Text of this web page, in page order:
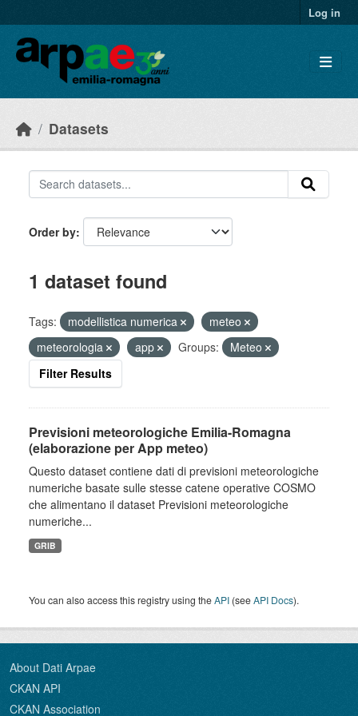
Log in
Datasets
Order by
1 dataset found
Tags: modellistica numerica
meteo
meteorologia
app Groups:
Meteo
Filter Results
Previsioni meteorologiche Emilia-Romagna
(elaborazione per App meteo)
Questo dataset contiene dati di previsioni meteorologiche
numeriche basate sulle stesse catene operative COSMO
che alimentano il dataset Previsioni meteorologiche
numeriche...
GRIB
You can also access this registry using theAPI (seeAPI Docs).
About Dati Arpae
CKAN API
CKAN Association